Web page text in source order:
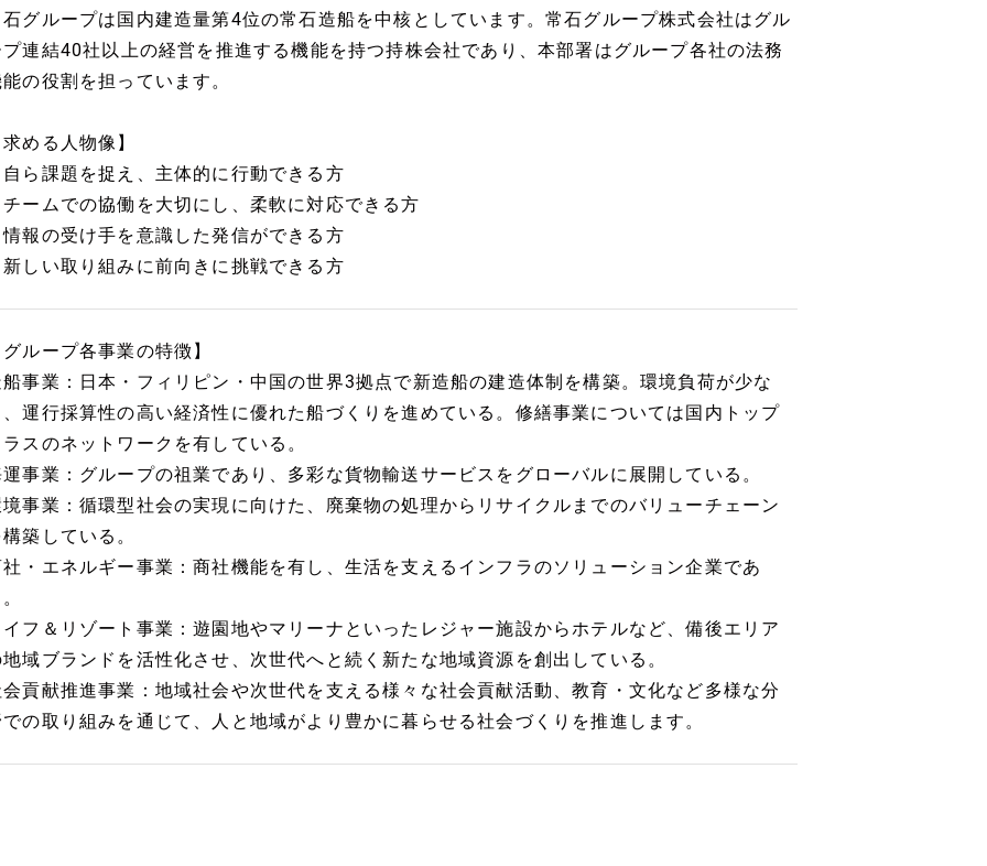
グループは国内建造量第4位の常石造船を中核としています。常石グループ株式会社はグル
連結40社以上の経営を推進する機能を持つ持株会社であり、本部署はグループ各社の法務
の役割を担っています。
める人物像】
ら課題を捉え、主体的に行動できる方
ームでの協働を大切にし、柔軟に対応できる方
報の受け手を意識した発信ができる方
しい取り組みに前向きに挑戦できる方
ループ各事業の特徴】
事業：日本・フィリピン・中国の世界3拠点で新造船の建造体制を構築。環境負荷が少な
運行採算性の高い経済性に優れた船づくりを進めている。修繕事業については国内トップ
スのネットワークを有している。
事業：グループの祖業であり、多彩な貨物輸送サービスをグローバルに展開している。
事業：循環型社会の実現に向けた、廃棄物の処理からリサイクルまでのバリューチェーン
築している。
・エネルギー事業：商社機能を有し、生活を支えるインフラのソリューション企業であ
フ＆リゾート事業：遊園地やマリーナといったレジャー施設からホテルなど、備後エリア
域ブランドを活性化させ、次世代へと続く新たな地域資源を創出している。
貢献推進事業：地域社会や次世代を支える様々な社会貢献活動、教育・文化など多様な分
の取り組みを通じて、人と地域がより豊かに暮らせる社会づくりを推進します。